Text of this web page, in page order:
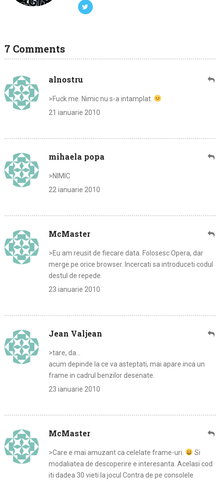
7 Comments
alnostru
>Fuck me. Nimic nu s-a intamplat.
21 ianuarie 2010
mihaela popa
>NIMIC
22 ianuarie 2010
McMaster
>Eu am reusit de fiecare data. Folosesc Opera, dar
merge pe orice browser. Incercati sa introduceti codul
destul de repede.
23 ianuarie 2010
Jean Valjean
>tare, da…
acum depinde la ce va asteptati, mai apare inca un
frame in cadrul benzilor desenate.
23 ianuarie 2010
McMaster
>Care e mai amuzant ca celelate frame-uri.
Si
modaliatea de descoperire e interesanta. Acelasi cod
iti dadea 30 vieti la jocul Contra de pe consolele